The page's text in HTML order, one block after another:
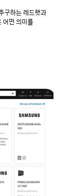
구하는 레드햇과
어떤 의미를